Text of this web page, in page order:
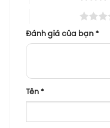
Đánh giá của bạn *
Tên *